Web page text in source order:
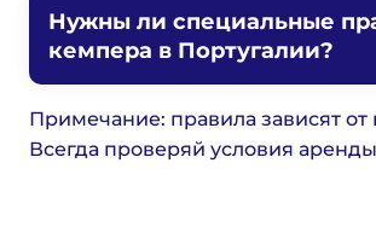
Нужны ли специальные
кемпера в Португалии?
Примечание: правила зависят от
Всегда проверяй условия